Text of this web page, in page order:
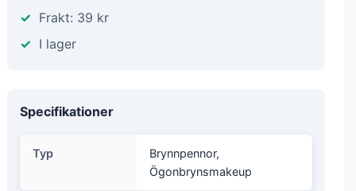
Frakt: 39 kr
I lager
Specifikationer
Typ
Brynnpennor,
Ögonbrynsmakeup